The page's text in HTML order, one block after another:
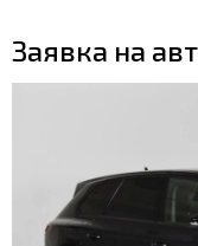
Заявка на